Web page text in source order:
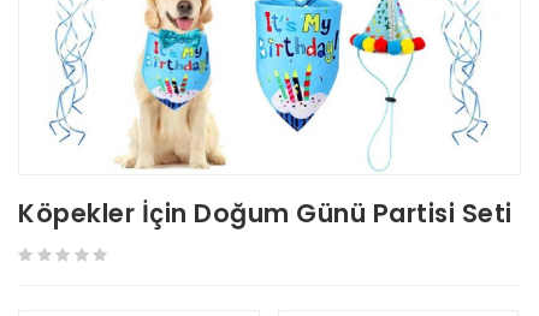
Köpekler İçin Doğum Günü Partisi Seti